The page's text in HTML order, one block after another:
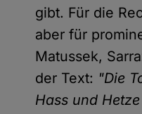
gibt. Für die
aber für
Matussek,
der Text: "Die
Hass und